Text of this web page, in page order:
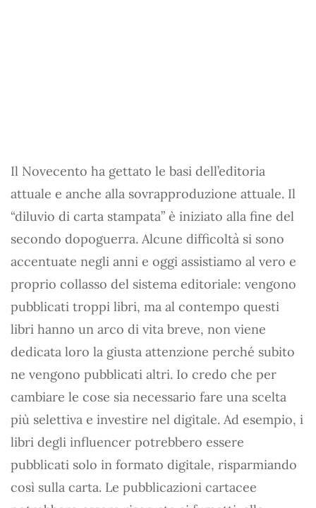
Il Novecento ha gettato le basi dell’editoria
attuale e anche alla sovrapproduzione attuale. Il
“diluvio di carta stampata” è iniziato alla fine del
secondo dopoguerra. Alcune difficoltà si sono
accentuate negli anni e oggi assistiamo al vero e
proprio collasso del sistema editoriale: vengono
pubblicati troppi libri, ma al contempo questi
libri hanno un arco di vita breve, non viene
dedicata loro la giusta attenzione perché subito
ne vengono pubblicati altri. Io credo che per
cambiare le cose sia necessario fare una scelta
più selettiva e investire nel digitale. Ad esempio, i
libri degli influencer potrebbero essere
pubblicati solo in formato digitale, risparmiando
così sulla carta. Le pubblicazioni cartacee